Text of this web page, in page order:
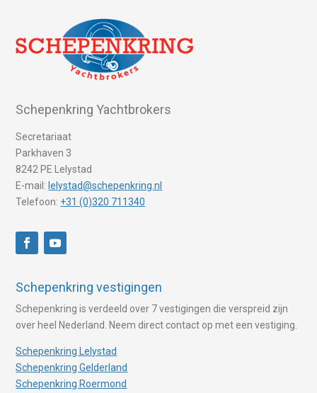
Schepenkring Yachtbrokers
Secretariaat
Parkhaven 3
8242 PE Lelystad
E-mail: lelystad@schepenkring.nl
Telefoon: +31 (0)320 711340
Schepenkring vestigingen
Schepenkring is verdeeld over 7 vestigingen die verspreid zijn
over heel Nederland. Neem direct contact op met een vestiging.
Schepenkring Lelystad
Schepenkring Gelderland
Schepenkring Roermond